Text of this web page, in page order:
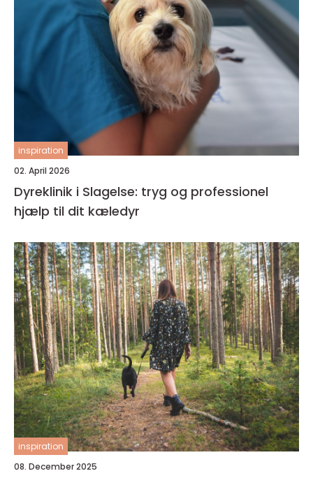
inspiration
02. April 2026
Dyreklinik i Slagelse: tryg og professionel
hjælp til dit kæledyr
inspiration
08. December 2025